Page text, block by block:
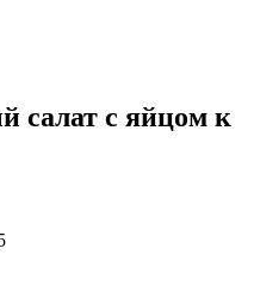
салат с яйцом к